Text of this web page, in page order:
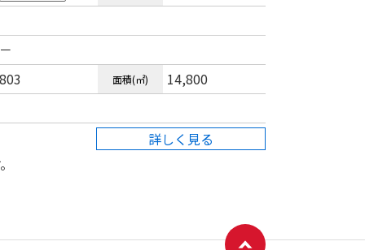
－
803 面積(㎡) 14,800
詳しく見る
ページトップへ戻る